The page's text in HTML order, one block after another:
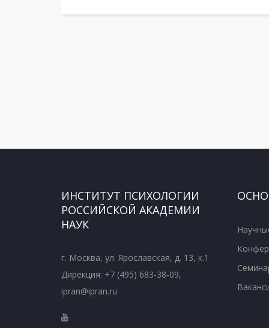
ИНСТИТУТ ПСИХОЛОГИИ
РОССИЙСКОЙ АКАДЕМИИ
НАУК
г. Москва, ул. Ярославская, д. 13, к.1
Дирекция: +7 (495) 683-38-09,
ipran@ipran.ru